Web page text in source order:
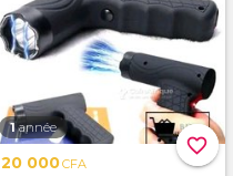
favorite_border
1 année
20 000CFA